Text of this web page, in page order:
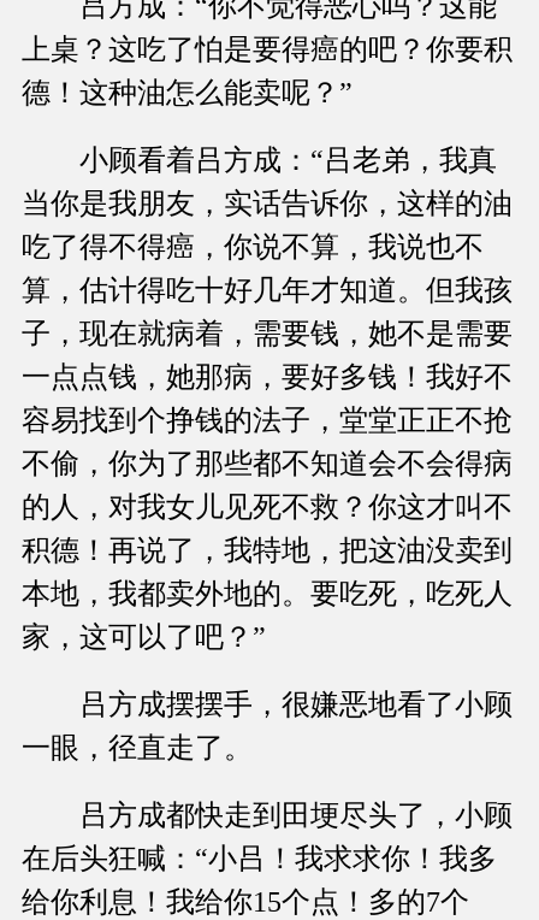
上桌？这吃了怕是要得癌的吧？你要积
德！这种油怎么能卖呢？”
小顾看着吕方成：“吕老弟，我真
当你是我朋友，实话告诉你，这样的油
吃了得不得癌，你说不算，我说也不
算，估计得吃十好几年才知道。但我孩
子，现在就病着，需要钱，她不是需要
一点点钱，她那病，要好多钱！我好不
容易找到个挣钱的法子，堂堂正正不抢
不偷，你为了那些都不知道会不会得病
的人，对我女儿见死不救？你这才叫不
积德！再说了，我特地，把这油没卖到
本地，我都卖外地的。要吃死，吃死人
家，这可以了吧？”
吕方成摆摆手，很嫌恶地看了小顾
一眼，径直走了。
吕方成都快走到田埂尽头了，小顾
在后头狂喊：“小吕！我求求你！我多
给你利息！我给你15个点！多的7个